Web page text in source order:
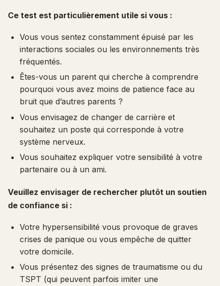
Ce test est particulièrement utile si vous :
Vous vous sentez constamment épuisé par les
interactions sociales ou les environnements très
fréquentés.
Êtes-vous un parent qui cherche à comprendre
pourquoi vous avez moins de patience face au
bruit que d’autres parents ?
Vous envisagez de changer de carrière et
souhaitez un poste qui corresponde à votre
système nerveux.
Vous souhaitez expliquer votre sensibilité à votre
partenaire ou à un ami.
Veuillez envisager de rechercher plutôt un soutien
de confiance si :
Votre hypersensibilité vous provoque de graves
crises de panique ou vous empêche de quitter
votre domicile.
Vous présentez des signes de traumatisme ou du
TSPT (qui peuvent parfois imiter une